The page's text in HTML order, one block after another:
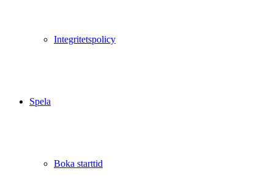
Integritetspolicy
Spela
Boka starttid